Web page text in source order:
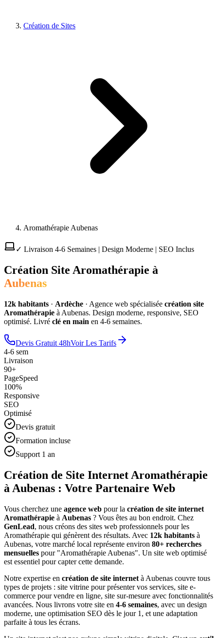
Création de Sites
Aromathérapie Aubenas
✓ Livraison 4-6 Semaines | Design Moderne | SEO Inclus
Création Site Aromathérapie à
Aubenas
12k habitants · Ardèche · Agence web spécialisée création site
Aromathérapie à Aubenas. Design moderne, responsive, SEO
optimisé. Livré clé en main en 4-6 semaines.
Devis Gratuit 48hVoir Les Tarifs
4-6 sem
Livraison
90+
PageSpeed
100%
Responsive
SEO
Optimisé
Devis gratuit
Formation incluse
Support 1 an
Création de Site Internet Aromathérapie
à Aubenas : Votre Partenaire Web
Vous cherchez une agence web pour la création de site internet
Aromathérapie à Aubenas ? Vous êtes au bon endroit. Chez
GenLead, nous créons des sites web professionnels pour les
Aromathérapie qui génèrent des résultats. Avec 12k habitants à
Aubenas, votre marché local représente environ 80+ recherches
mensuelles pour "Aromathérapie Aubenas". Un site web optimisé
est essentiel pour capter cette demande.
Notre expertise en création de site internet à Aubenas couvre tous
types de projets : site vitrine pour présenter vos services, site e-
commerce pour vendre en ligne, site sur-mesure avec fonctionnalités
avancées. Nous livrons votre site en 4-6 semaines, avec un design
moderne, une optimisation SEO dès le jour 1, et une adaptation
parfaite à tous les écrans.